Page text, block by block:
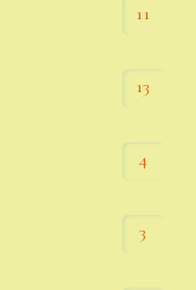
11
13
4
3